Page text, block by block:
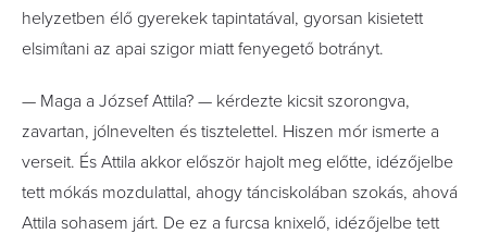
helyzetben élő gyerekek tapintatával, gyorsan kisietett
elsimítani az apai szigor miatt fenyegető botrányt.
— Maga a József Attila? — kérdezte kicsit szorongva,
zavartan, jólnevelten és tisztelettel. Hiszen mór ismerte a
verseit. És Attila akkor először hajolt meg előtte, idézőjelbe
tett mókás mozdulattal, ahogy tánciskolában szokás, ahová
Attila sohasem járt. De ez a furcsa knixelő, idézőjelbe tett